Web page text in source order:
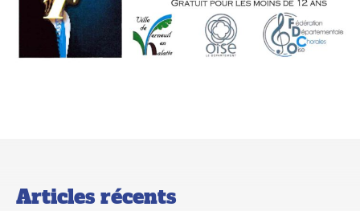
Articles récents